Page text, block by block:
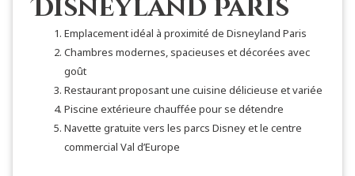
Disneyland Paris
Emplacement idéal à proximité de Disneyland Paris
Chambres modernes, spacieuses et décorées avec
goût
Restaurant proposant une cuisine délicieuse et variée
Piscine extérieure chauffée pour se détendre
Navette gratuite vers les parcs Disney et le centre
commercial Val d’Europe